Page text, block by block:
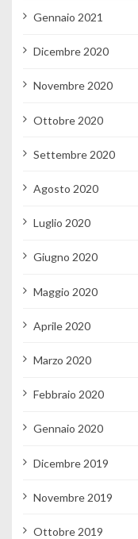
Gennaio 2021
Dicembre 2020
Novembre 2020
Ottobre 2020
Settembre 2020
Agosto 2020
Luglio 2020
Giugno 2020
Maggio 2020
Aprile 2020
Marzo 2020
Febbraio 2020
Gennaio 2020
Dicembre 2019
Novembre 2019
Ottobre 2019